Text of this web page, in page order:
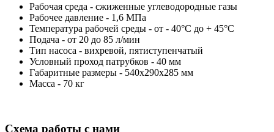
Рабочая cреда - сжиженные углеводородные газы
Рабочее давление - 1,6 МПа
Температура рабочей среды - от - 40°С до + 45°С
Подача - от 20 до 85 л/мин
Тип насоса - вихревой, пятиступенчатый
Условный проход патрубков - 40 мм
Габаритные размеры - 540х290х285 мм
Масса - 70 кг
Схема работы с нами